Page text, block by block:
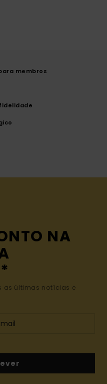
membros
NA
as últimas notícias e